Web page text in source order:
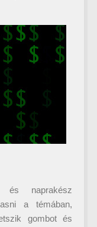
naprakész
a témában,
gombot és